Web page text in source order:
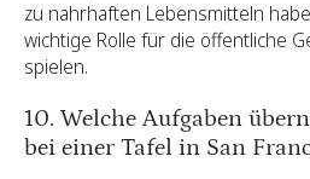
zu nahrhaften Lebensmitteln
wichtige Rolle für die öffentliche
spielen.
10. Welche Aufgaben
bei einer Tafel in San